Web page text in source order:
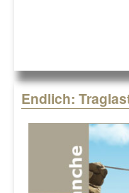
Endlich: